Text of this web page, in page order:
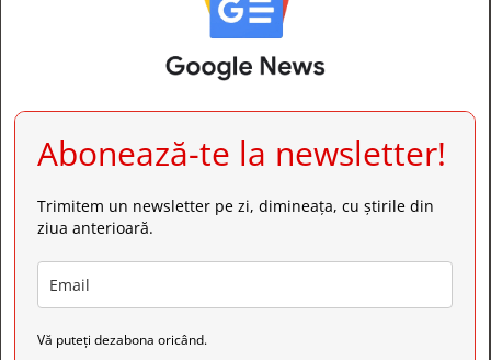
Abonează-te la newsletter!
Trimitem un newsletter pe zi, dimineața, cu știrile din
ziua anterioară.
Vă puteți dezabona oricând.